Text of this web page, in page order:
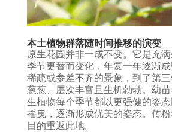
本土植物群落随时间推移的演变
原生花园并非一成不变。它是充
季节更替而变化，年复一年逐渐
稀疏或参差不齐的景象，到了第
葱葱、层次丰富且生机勃勃。幼
生植物每个季节都以更强健的姿
摇曳，逐渐形成优美的姿态。传
目的重返此地。